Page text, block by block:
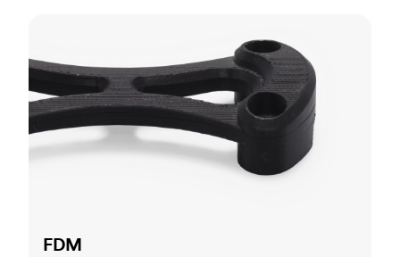
FDM